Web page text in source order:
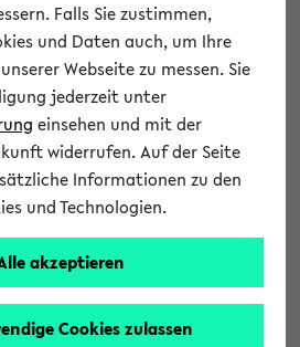
2026:
gestartet (06.08.26)
nachhaltigkeitsbuero@uni-
'Alle Studierenden':
der Universität Bielefeld
für Abschlussarbeiten. Sie
mit Ihrer Abschlussarbeit beim
Bitte nutzen Sie für Ihre
Falls Sie zustimmen,
und Daten auch, um Ihre
Webseite zu messen. Sie
jederzeit unter
einsehen und mit der
widerrufen. Auf der Seite
Informationen zu den
und Technologien.
akzeptieren
Cookies zulassen